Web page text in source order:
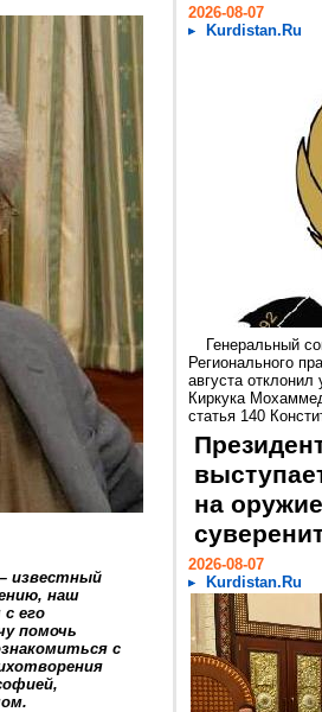
известный
наш
его
помочь
с
2026-08-07
Kurdistan.Ru
Генеральный
Регионального
августа отклонил
Киркука
статья 140
на
2026-08-07
Kurdistan.Ru